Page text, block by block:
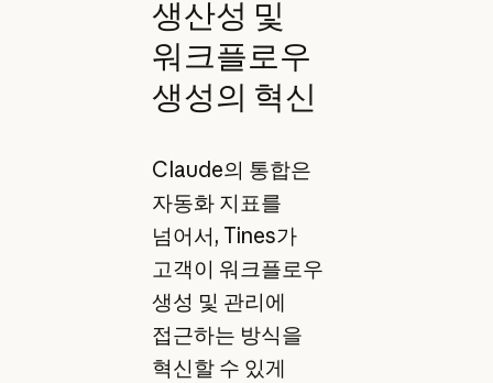
생산성 및
워크플로우
생성의 혁신
Claude의 통합은
자동화 지표를
넘어서, Tines가
고객이 워크플로우
생성 및 관리에
접근하는 방식을
혁신할 수 있게